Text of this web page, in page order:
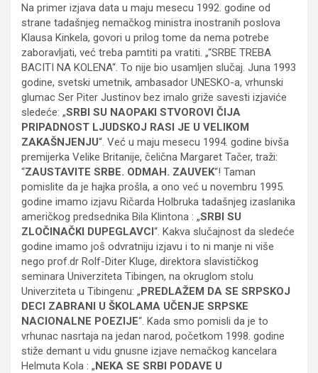
Na primer izjava data u maju mesecu 1992. godine od
strane tadašnjeg nemačkog ministra inostranih poslova
Klausa Kinkela, govori u prilog tome da nema potrebe
zaboravljati, već treba pamtiti pa vratiti. „“SRBE TREBA
BACITI NA KOLENA“. To nije bio usamljen slučaj. Juna 1993
godine, svetski umetnik, ambasador UNESKO-a, vrhunski
glumac Ser Piter Justinov bez imalo griže savesti izjaviće
sledeće: „SRBI SU NAOPAKI STVOROVI ČIJA
PRIPADNOST LJUDSKOJ RASI JE U VELIKOM
ZAKAŠNJENJU“. Već u maju mesecu 1994. godine bivša
premijerka Velike Britanije, čelična Margaret Tačer, traži:
“ZAUSTAVITE SRBE. ODMAH. ZAUVEK“! Taman
pomislite da je hajka prošla, a ono već u novembru 1995.
godine imamo izjavu Ričarda Holbruka tadašnjeg izaslanika
američkog predsednika Bila Klintona : „SRBI SU
ZLOČINAČKI DUPEGLAVCI“. Kakva slučajnost da sledeće
godine imamo još odvratniju izjavu i to ni manje ni više
nego prof.dr Rolf-Diter Kluge, direktora slavističkog
seminara Univerziteta Tibingen, na okruglom stolu
Univerziteta u Tibingenu: „PREDLAŽEM DA SE SRPSKOJ
DECI ZABRANI U ŠKOLAMA UČENJE SRPSKE
NACIONALNE POEZIJE“. Kada smo pomisli da je to
vrhunac nasrtaja na jedan narod, početkom 1998. godine
stiže demant u vidu gnusne izjave nemačkog kancelara
Helmuta Kola : „NEKA SE SRBI PODAVE U